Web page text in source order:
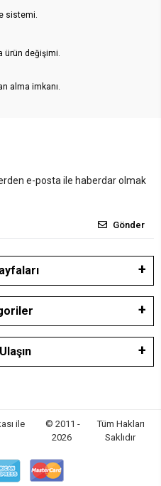
sistemi.
ürün değişimi.
alma imkanı.
e-posta ile haberdar olmak
Gönder
ile
© 2011 -
2026
Tüm Hakları
Saklıdır